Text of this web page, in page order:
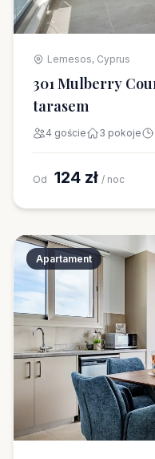
Lemesos, Cyprus
301 Mulberry
tarasem
4 goście 3 pokoje
Od 124 zł / noc
Apartament